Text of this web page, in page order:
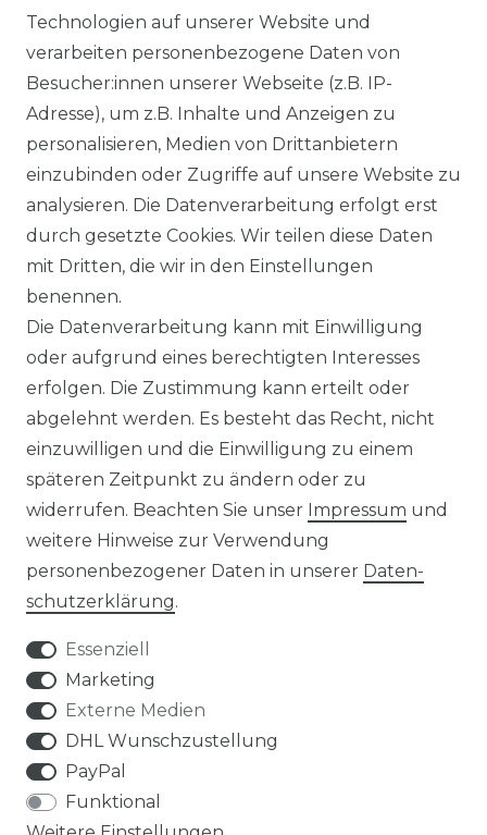
BEZAHLUNG
KLIMA- UND UMWELTSCHUTZ
LEXIKON
UNTERNEHMEN
ÜBER UNS
HERSTELLER
REFERENZEN
VERTRAG WIDERRUFEN
Technologien auf unserer Website und
verarbeiten personenbezogene Daten von
Besucher:innen unserer Webseite (z.B. IP-
Adresse), um z.B. Inhalte und Anzeigen zu
personalisieren, Medien von Drittanbietern
einzubinden oder Zugriffe auf unsere Website zu
analysieren. Die Datenverarbeitung erfolgt erst
durch gesetzte Cookies. Wir teilen diese Daten
mit Dritten, die wir in den Einstellungen
benennen.
Die Datenverarbeitung kann mit Einwilligung
oder aufgrund eines berechtigten Interesses
erfolgen. Die Zustimmung kann erteilt oder
abgelehnt werden. Es besteht das Recht, nicht
einzuwilligen und die Einwilligung zu einem
späteren Zeitpunkt zu ändern oder zu
widerrufen. Beachten Sie unser Impressum und
weitere Hinweise zur Verwendung
personenbezogener Daten in unserer Daten­
schutz­erklärung.
Essenziell
Marketing
Externe Medien
DHL Wunschzustellung
PayPal
Funktional